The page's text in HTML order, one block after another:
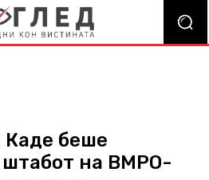
беше
на ВМРО-